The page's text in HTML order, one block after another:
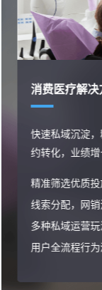
消费医疗解
快速私域沉淀
约转化，业绩
精准筛选优质
线索分配，网
多种私域运营
用户全流程行